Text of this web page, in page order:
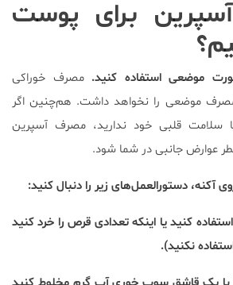
برای پوست
موضعی استفاده کنید. مصرف خوراکی
مصرف موضعی را نخواهد داشت. هم‌چنین اگر
سلامت قلبی خود ندارید، مصرف آسپرین
عوارض جانبی در شما شود.
آکنه، دستورالعمل‌های زیر را دنبال کنید:
کنید یا اینکه تعدادی قرص را خرد کنید
نکنید).